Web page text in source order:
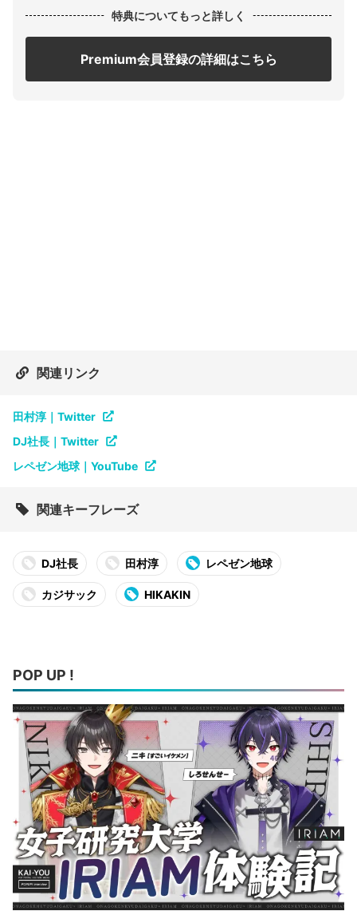
特典についてもっと詳しく
Premium会員登録の詳細はこちら
関連リンク
田村淳｜Twitter
DJ社長｜Twitter
レペゼン地球｜YouTube
関連キーフレーズ
DJ社長 田村淳 レペゼン地球
カジサック HIKAKIN
POP UP !